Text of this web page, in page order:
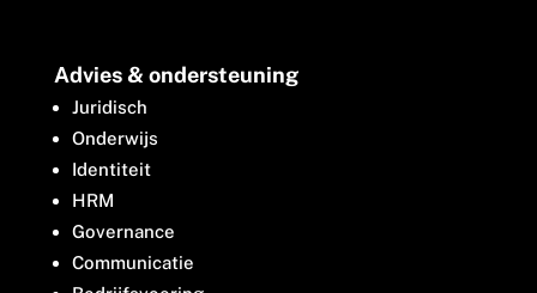
Advies & ondersteuning
Juridisch
Onderwijs
Identiteit
HRM
Governance
Communicatie